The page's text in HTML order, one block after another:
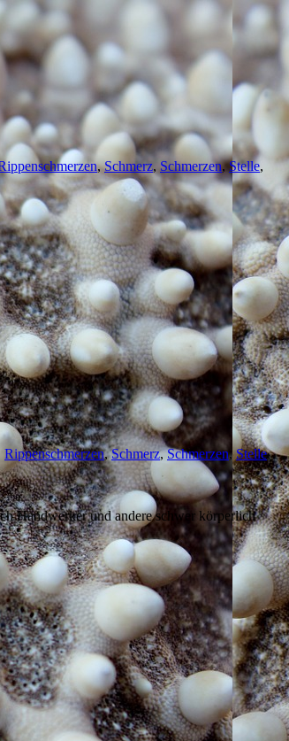
,Schmerz, Schmerzen,Stelle,
Rippenschmerzen,Schmerz,Schmerzen,Stelle,
Handwerker und andere schwer körperlich